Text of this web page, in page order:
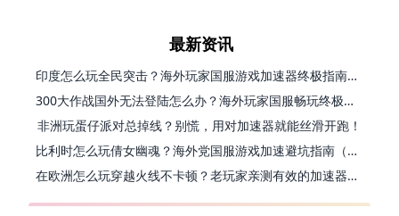
最新资讯
印度怎么玩全民突击？海外玩家国服游戏加速器终极指南（附原神延迟优化+精灵之境加速器选择）
300大作战国外无法登陆怎么办？海外玩家国服畅玩终极指南（附实测推荐）
非洲玩蛋仔派对总掉线？别慌，用对加速器就能丝滑开跑！
比利时怎么玩倩女幽魂？海外党国服游戏加速避坑指南（附实测推荐）
在欧洲怎么玩穿越火线不卡顿？老玩家亲测有效的加速器选择指南